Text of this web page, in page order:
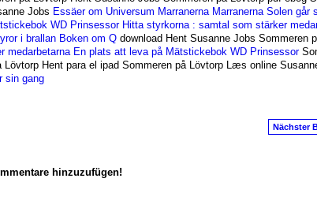
Jobs Essäer om Universum Marranerna Marranerna Solen går
WD Prinsessor Hitta styrkorna : samtal som stärker
i brallan Boken om Qdownload Hent Susanne Jobs Sommeren
medarbetarna En plats att leva på Mätstickebok WD Prinsessor
Hent para el ipad Sommeren på Lövtorp Læs online
sin gang
Nächster
hinzuzufügen!